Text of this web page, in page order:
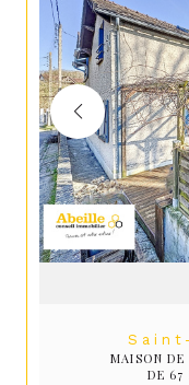
MAISON DE
DE 67